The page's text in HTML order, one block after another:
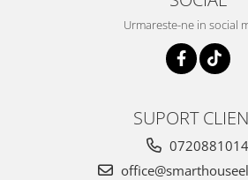
Urmareste-ne in social
SUPORT
0720881014